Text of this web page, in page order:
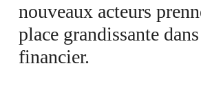
nouveaux acteurs
place grandissante
financier.